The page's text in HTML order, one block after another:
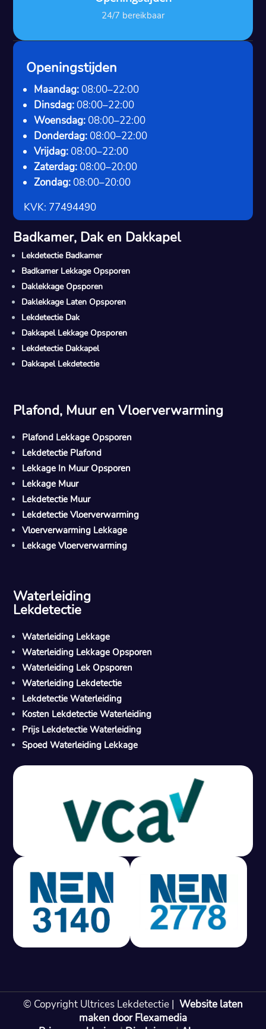
24/7 bereikbaar
M
Gratis offerte in 24 uur
Geen lekkage? Geen betaling.
Vast tarief van € 395,- exc btw.
Rapport binnen 3 werkdagen.
100% RIsicovrij.
Vaak vergoed door verzekeraar.
Gratis offerte in 24 uur
Openingstijden
Maandag: 08:00–22:00
Dinsdag: 08:00–22:00
Woensdag: 08:00–22:00
Donderdag: 08:00–22:00
Vrijdag: 08:00–22:00
Zaterdag: 08:00–20:00
Zondag: 08:00–20:00
KVK: 77494490
Badkamer, Dak en Dakkapel
Lekdetectie Badkamer
Badkamer Lekkage Opsporen
Daklekkage Opsporen
Daklekkage Laten Opsporen
Lekdetectie Dak
Dakkapel Lekkage Opsporen
Lekdetectie Dakkapel
Dakkapel Lekdetectie
Plafond, Muur en Vloerverwarming
Plafond Lekkage Opsporen
Lekdetectie Plafond
Lekkage In Muur Opsporen
Lekkage Muur
Lekdetectie Muur
Lekdetectie Vloerverwarming
Vloerverwarming Lekkage
Lekkage Vloerverwarming
Waterleiding
Lekdetectie
Waterleiding Lekkage
Waterleiding Lekkage Opsporen
Waterleiding Lek Opsporen
Waterleiding Lekdetectie
Lekdetectie Waterleiding
Kosten Lekdetectie Waterleiding
Prijs Lekdetectie Waterleiding
Spoed Waterleiding Lekkage
© Copyright Ultrices Lekdetectie | Website laten
maken door Flexamedia